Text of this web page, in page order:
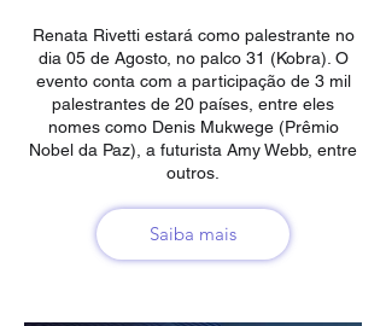
Renata Rivetti estará como palestrante no
dia 05 de Agosto, no palco 31 (Kobra). O
evento conta com a participação de 3 mil
palestrantes de 20 países, entre eles
nomes como Denis Mukwege (Prêmio
Nobel da Paz), a futurista Amy Webb, entre
outros.
Saiba mais